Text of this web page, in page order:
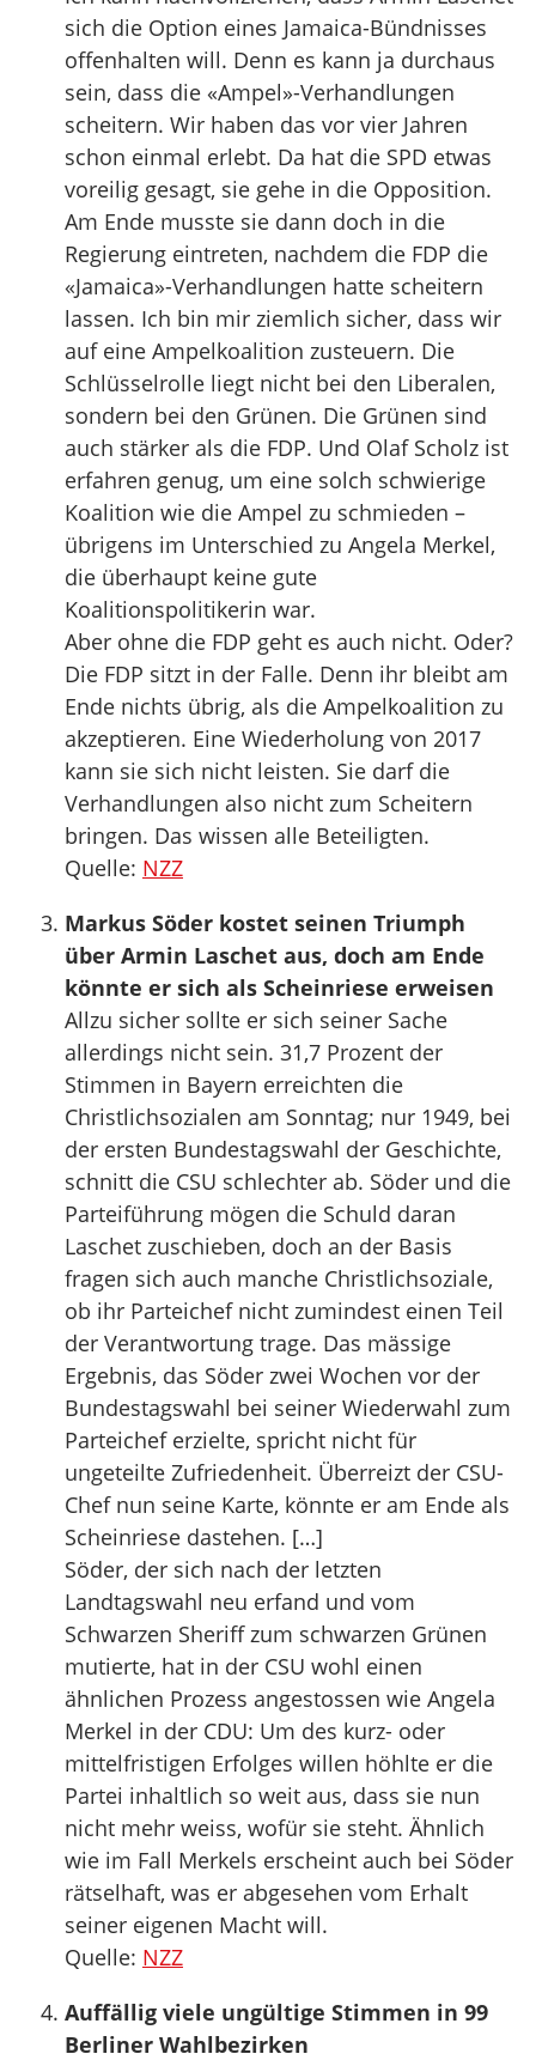
sich die Option eines Jamaica-Bündnisses
offenhalten will. Denn es kann ja durchaus
sein, dass die «Ampel»-Verhandlungen
scheitern. Wir haben das vor vier Jahren
schon einmal erlebt. Da hat die SPD etwas
voreilig gesagt, sie gehe in die Opposition.
Am Ende musste sie dann doch in die
Regierung eintreten, nachdem die FDP die
«Jamaica»-Verhandlungen hatte scheitern
lassen. Ich bin mir ziemlich sicher, dass wir
auf eine Ampelkoalition zusteuern. Die
Schlüsselrolle liegt nicht bei den Liberalen,
sondern bei den Grünen. Die Grünen sind
auch stärker als die FDP. Und Olaf Scholz ist
erfahren genug, um eine solch schwierige
Koalition wie die Ampel zu schmieden –
übrigens im Unterschied zu Angela Merkel,
die überhaupt keine gute
Koalitionspolitikerin war.
Aber ohne die FDP geht es auch nicht. Oder?
Die FDP sitzt in der Falle. Denn ihr bleibt am
Ende nichts übrig, als die Ampelkoalition zu
akzeptieren. Eine Wiederholung von 2017
kann sie sich nicht leisten. Sie darf die
Verhandlungen also nicht zum Scheitern
bringen. Das wissen alle Beteiligten.
Quelle: NZZ
Markus Söder kostet seinen Triumph
über Armin Laschet aus, doch am Ende
könnte er sich als Scheinriese erweisen
Allzu sicher sollte er sich seiner Sache
allerdings nicht sein. 31,7 Prozent der
Stimmen in Bayern erreichten die
Christlichsozialen am Sonntag; nur 1949, bei
der ersten Bundestagswahl der Geschichte,
schnitt die CSU schlechter ab. Söder und die
Parteiführung mögen die Schuld daran
Laschet zuschieben, doch an der Basis
fragen sich auch manche Christlichsoziale,
ob ihr Parteichef nicht zumindest einen Teil
der Verantwortung trage. Das mässige
Ergebnis, das Söder zwei Wochen vor der
Bundestagswahl bei seiner Wiederwahl zum
Parteichef erzielte, spricht nicht für
ungeteilte Zufriedenheit. Überreizt der CSU-
Chef nun seine Karte, könnte er am Ende als
Scheinriese dastehen. […]
Söder, der sich nach der letzten
Landtagswahl neu erfand und vom
Schwarzen Sheriff zum schwarzen Grünen
mutierte, hat in der CSU wohl einen
ähnlichen Prozess angestossen wie Angela
Merkel in der CDU: Um des kurz- oder
mittelfristigen Erfolges willen höhlte er die
Partei inhaltlich so weit aus, dass sie nun
nicht mehr weiss, wofür sie steht. Ähnlich
wie im Fall Merkels erscheint auch bei Söder
rätselhaft, was er abgesehen vom Erhalt
seiner eigenen Macht will.
Quelle: NZZ
Auffällig viele ungültige Stimmen in 99
Berliner Wahlbezirken